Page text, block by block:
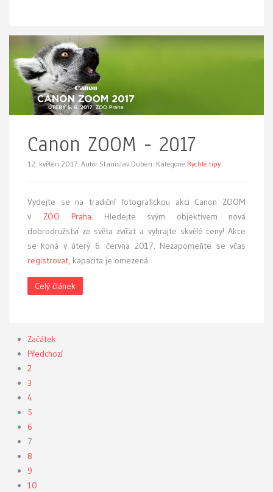
Canon ZOOM - 2017
12. květen 2017. Autor Stanislav Duben. Kategorie Rychlé tipy
Vydejte se na tradiční fotografickou akci Canon ZOOM
v ZOO Praha. Hledejte svým objektivem nová
dobrodružství ze světa zvířat a vyhrajte skvělé ceny! Akce
se koná v úterý 6. června 2017. Nezapomeňte se včas
registrovat, kapacita je omezená.
Celý článek
Začátek
Předchozí
2
3
4
5
6
7
8
9
10